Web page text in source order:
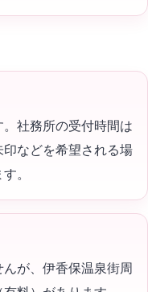
。社務所の受付時間は
などを希望される場
。
が、伊香保温泉街周